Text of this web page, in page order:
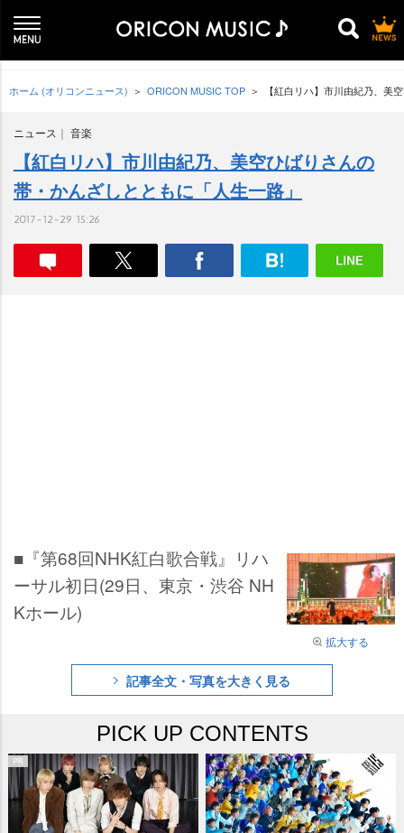
ホーム (オリコンニュース) ORICON MUSIC TOP 【紅白リハ】市川由紀乃、美
ニュース 音楽
【紅白リハ】市川由紀乃、美空ひばりさんの
帯・かんざしとともに「人生一路」
2017-12-29 15:26
拡大する
■『第68回NHK紅白歌合戦』リハ
ーサル初日(29日、東京・渋谷 NH
Kホール)
記事全文・写真を大きく見る
PICK UP CONTENTS